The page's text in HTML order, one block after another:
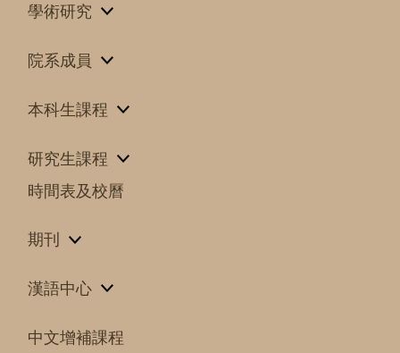
學術研究
院系成員
本科生課程
研究生課程
時間表及校曆
期刊
漢語中心
中文增補課程